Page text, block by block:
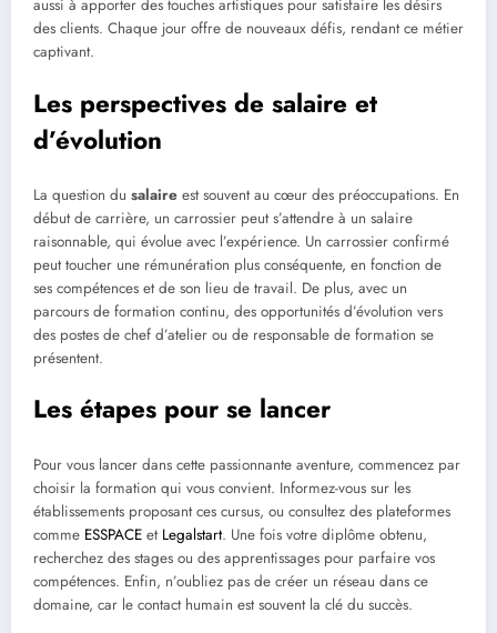
aussi à apporter des touches artistiques pour satisfaire les désirs
des clients. Chaque jour offre de nouveaux défis, rendant ce métier
captivant.
Les perspectives de salaire et
d’évolution
La question du salaire est souvent au cœur des préoccupations. En
début de carrière, un carrossier peut s’attendre à un salaire
raisonnable, qui évolue avec l’expérience. Un carrossier confirmé
peut toucher une rémunération plus conséquente, en fonction de
ses compétences et de son lieu de travail. De plus, avec un
parcours de formation continu, des opportunités d’évolution vers
des postes de chef d’atelier ou de responsable de formation se
présentent.
Les étapes pour se lancer
Pour vous lancer dans cette passionnante aventure, commencez par
choisir la formation qui vous convient. Informez-vous sur les
établissements proposant ces cursus, ou consultez des plateformes
comme ESSPACE et Legalstart. Une fois votre diplôme obtenu,
recherchez des stages ou des apprentissages pour parfaire vos
compétences. Enfin, n’oubliez pas de créer un réseau dans ce
domaine, car le contact humain est souvent la clé du succès.